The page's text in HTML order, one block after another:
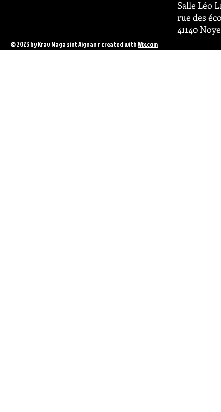
Salle Léo
rue des
41140
© 2023 by Krav Maga sint Aignan r created withWix.com